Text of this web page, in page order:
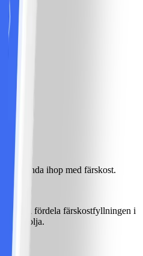
blanda ihop med färskost.
och fördela färskostfyllningen i
med olja.